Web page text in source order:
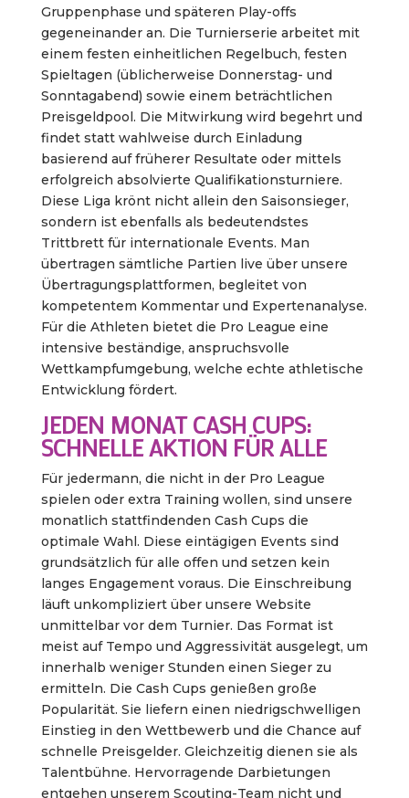
Gruppenphase und späteren Play-offs
gegeneinander an. Die Turnierserie arbeitet mit
einem festen einheitlichen Regelbuch, festen
Spieltagen (üblicherweise Donnerstag- und
Sonntagabend) sowie einem beträchtlichen
Preisgeldpool. Die Mitwirkung wird begehrt und
findet statt wahlweise durch Einladung
basierend auf früherer Resultate oder mittels
erfolgreich absolvierte Qualifikationsturniere.
Diese Liga krönt nicht allein den Saisonsieger,
sondern ist ebenfalls als bedeutendstes
Trittbrett für internationale Events. Man
übertragen sämtliche Partien live über unsere
Übertragungsplattformen, begleitet von
kompetentem Kommentar und Expertenanalyse.
Für die Athleten bietet die Pro League eine
intensive beständige, anspruchsvolle
Wettkampfumgebung, welche echte athletische
Entwicklung fördert.
JEDEN MONAT CASH CUPS:
SCHNELLE AKTION FÜR ALLE
Für jedermann, die nicht in der Pro League
spielen oder extra Training wollen, sind unsere
monatlich stattfindenden Cash Cups die
optimale Wahl. Diese eintägigen Events sind
grundsätzlich für alle offen und setzen kein
langes Engagement voraus. Die Einschreibung
läuft unkompliziert über unsere Website
unmittelbar vor dem Turnier. Das Format ist
meist auf Tempo und Aggressivität ausgelegt, um
innerhalb weniger Stunden einen Sieger zu
ermitteln. Die Cash Cups genießen große
Popularität. Sie liefern einen niedrigschwelligen
Einstieg in den Wettbewerb und die Chance auf
schnelle Preisgelder. Gleichzeitig dienen sie als
Talentbühne. Hervorragende Darbietungen
entgehen unserem Scouting-Team nicht und